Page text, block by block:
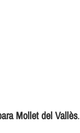
Mollet del Vallès.